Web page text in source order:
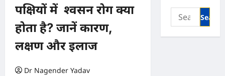
पक्षियों में श्वसन रोग क्या
होता है? जानें कारण,
लक्षण और इलाज
Dr Nagender Yadav
Search
for: